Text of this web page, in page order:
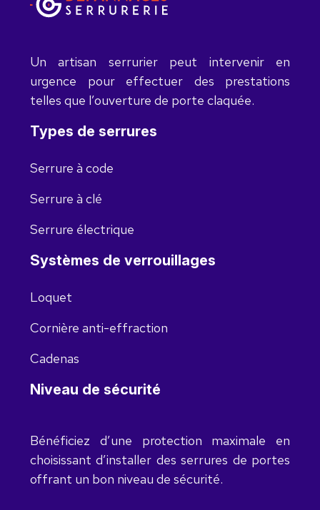
Un artisan serrurier peut intervenir en
urgence pour effectuer des prestations
telles que l’ouverture de porte claquée.
Types de serrures
Serrure à code
Serrure à clé
Serrure électrique
Systèmes de verrouillages
Loquet
Cornière anti-effraction
Cadenas
Niveau de sécurité
Bénéficiez d’une protection maximale en
choisissant d’installer des serrures de portes
offrant un bon niveau de sécurité.